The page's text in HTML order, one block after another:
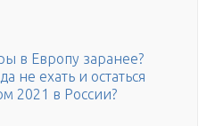
в Европу заранее?
не ехать и остаться
2021 в России?